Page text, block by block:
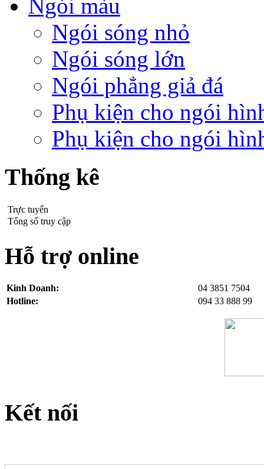
Ngói màu
Ngói sóng nhỏ
Ngói sóng lớn
Ngói phẳng giả đá
Phụ kiện cho ngói
Phụ kiện cho ngói
Thống kê
Trực tuyến
Tổng số truy cập
Hỗ trợ online
Kinh Doanh:
04 3851 7504
Hotline:
094 33 888 99
Kết nối